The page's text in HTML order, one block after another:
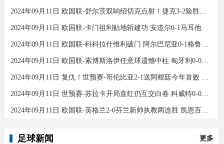
2024年09月11日 欧国联-舒尔茨双响绍切克点射！捷克3-2险胜乌克兰
2024年09月11日 欧国联-卡门祖利贴地斩建功 安道尔0-1马耳他
2024年09月11日 欧国联-科科拉什维利破门 阿尔巴尼亚0-1格鲁吉亚
2024年09月11日 欧国联-索博斯洛伊任意球遗憾中柱 匈牙利0-0战平波黑
2024年09月11日 复仇！世预赛-哥伦比亚2-1送阿根廷今年首败 J罗传射奥塔门迪送点
2024年09月11日 世预赛-苏拉卡开局直红仍互交白卷 科威特0-0伊拉克
2024年09月11日 欧国联-英格兰2-0芬兰新帅执教两连胜 凯恩百场里程碑双响
足球新闻 更多